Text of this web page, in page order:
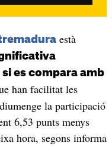
està
es compara amb
han facilitat les
la participació
6,53 punts menys
hora, segons informa